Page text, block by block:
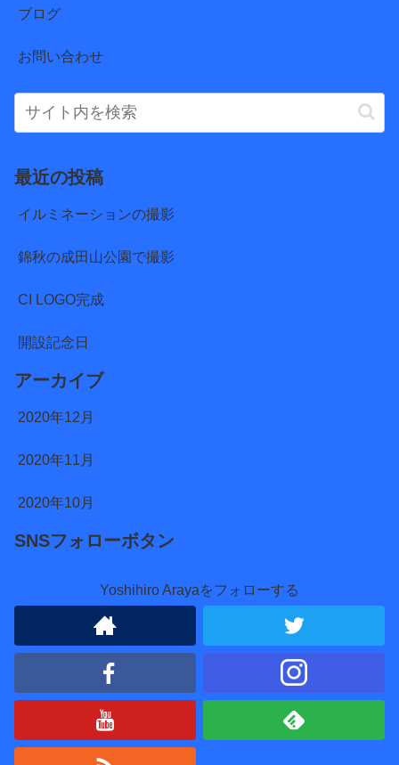
ブログ
お問い合わせ
最近の投稿
イルミネーションの撮影
錦秋の成田山公園で撮影
CI LOGO完成
開設記念日
アーカイブ
2020年12月
2020年11月
2020年10月
SNSフォローボタン
Yoshihiro Arayaをフォローする